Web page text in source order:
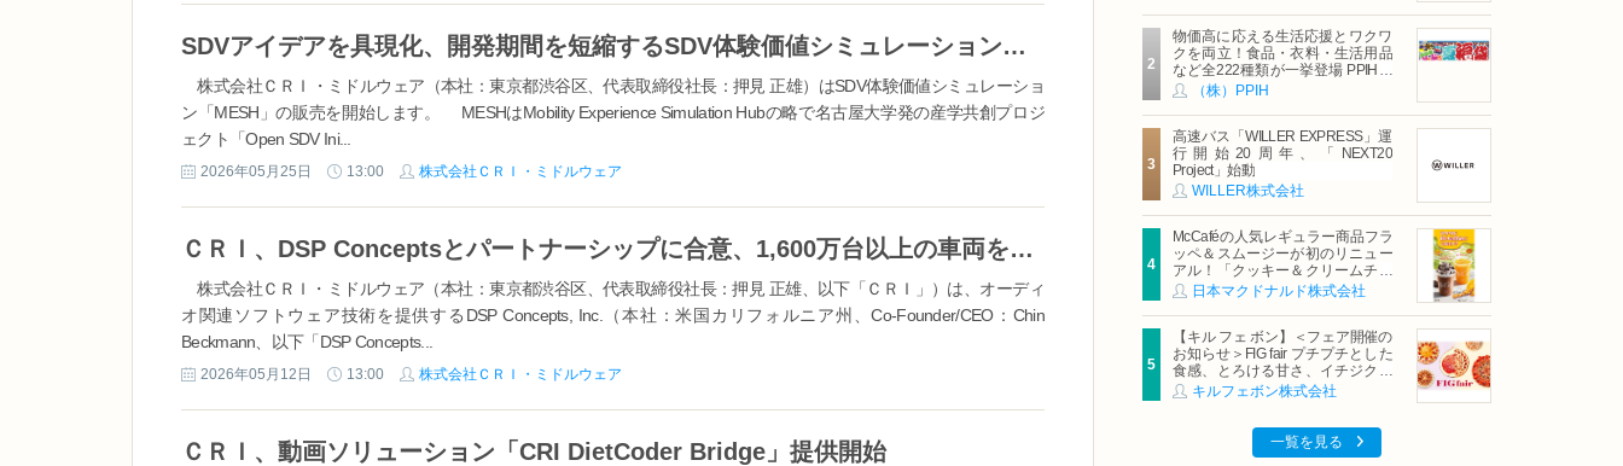
SDVアイデアを具現化、開発期間を短縮するSDV体験価値シミュレーション「MESH」が販売開始！ ～自動車、部品サプライヤーのニーズに応じて構想から量産まで伴走支援～
株式会社ＣＲＩ・ミドルウェア（本社：東京都渋谷区、代表取締役社長：押見 正雄）はSDV体験価値シミュレーショ
ン「MESH」の販売を開始します。 MESHはMobility Experience Simulation Hubの略で名古屋大学発の産学共創プロジ
ェクト「Open SDV Ini...
2026年05月25日 13:00 株式会社ＣＲＩ・ミドルウェア
ＣＲＩ、DSP Conceptsとパートナーシップに合意、1,600万台以上の車両を支える警告音の技術を世界市場に提供
株式会社ＣＲＩ・ミドルウェア（本社：東京都渋谷区、代表取締役社長：押見 正雄、以下「ＣＲＩ」）は、オーディ
オ関連ソフトウェア技術を提供するDSP Concepts, Inc.（本社：米国カリフォルニア州、Co‐Founder/CEO：Chin
Beckmann、以下「DSP Concepts...
2026年05月12日 13:00 株式会社ＣＲＩ・ミドルウェア
ＣＲＩ、動画ソリューション「CRI DietCoder Bridge」提供開始
物価高に応える生活応援とワクワ
クを両立！食品・衣料・生活用品
など全222種類が一挙登場 PPIHグ
ループ「夏福袋」＆セール 8月6日
(木)より順次スタート
（株）PPIH
高速バス「WILLER EXPRESS」運
行開始20周年、「NEXT20
Project」始動
WILLER株式会社
McCaféの人気レギュラー商品フラ
ッペ＆スムージーが初のリニュー
アル！「クッキー＆クリームチョ
コフラッペ」「マンゴースムージ
ー」8月5日（水）から販売開始
日本マクドナルド株式会社
【キル フェ ボン】＜フェア開催の
お知らせ＞FIG fair プチプチとした
食感、とろける甘さ、イチジクの
魅力をたっぷりと。新作を含め、
イチジク尽くしの全4種が登場8月
キルフェボン株式会社
一覧を見る